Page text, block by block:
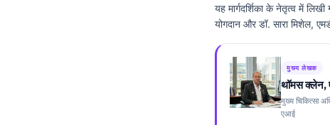
यह मार्गदर्शिका के नेतृत्व में लिखी
योगदान और डॉ. सारा मिशेल,
मुख्य लेखक
थॉमस क्लेन,
मुख्य चिकित्सा
एआई